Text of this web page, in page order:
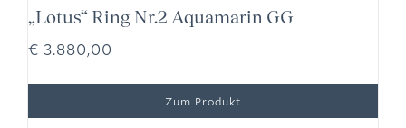
„Lotus“ Ring Nr.2 Aquamarin GG
€ 3.880,00